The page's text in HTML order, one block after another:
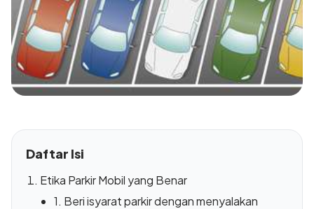
Daftar Isi
Etika Parkir Mobil yang Benar
1. Beri isyarat parkir dengan menyalakan